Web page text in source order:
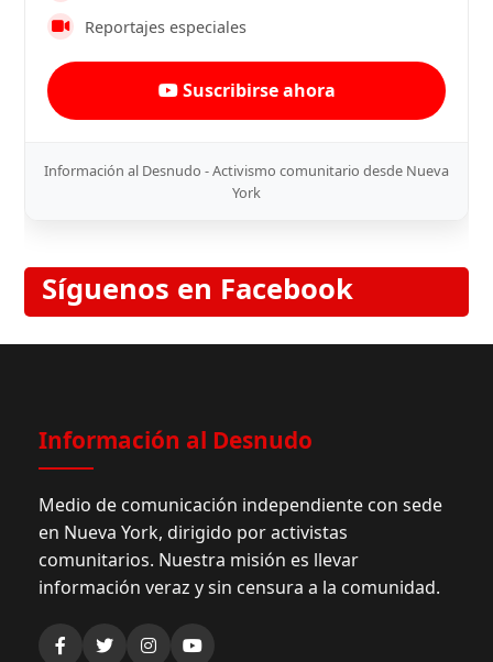
Reportajes especiales
Suscribirse ahora
Información al Desnudo - Activismo comunitario desde Nueva
York
Síguenos en Facebook
Información al Desnudo
Medio de comunicación independiente con sede
en Nueva York, dirigido por activistas
comunitarios. Nuestra misión es llevar
información veraz y sin censura a la comunidad.